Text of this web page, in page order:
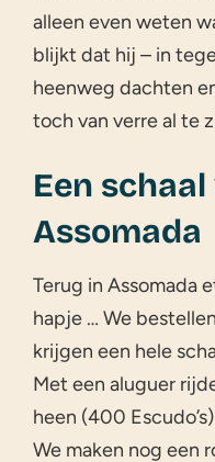
alleen even weten
blijkt dat hij – in
heenweg dachten
toch van verre al te
Een
Assomada
Terug in Assomada
hapje … We
krijgen een hele
Met een aluguer
heen (400
We maken nog een